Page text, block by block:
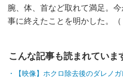
腕、体、首など取れて満足。
事に終えたことを明かした。（
こんな記事も読まれていま
【映像】ホクロ除去後のダレノ